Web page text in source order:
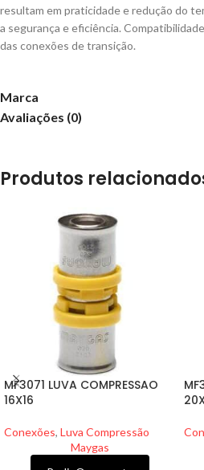
resultam em praticidade e redução do
a segurança e eficiência.
das conexões de transição.
Marca
Avaliações (0)
Produtos
MF3071 LUVA COMPRESSAO
16X16
Conexões, Luva Compressão
Maygas